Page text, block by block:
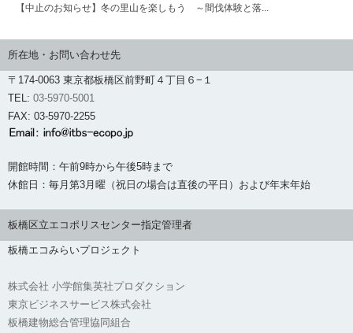
【中止のお知らせ】冬の里山を楽しもう ～間伐体験と落...
所在地・お問い合わせ先
〒174-0063 東京都板橋区前野町４丁目６−１
TEL: 03-5970-5001
FAX: 03-5970-2255
開館時間：午前9時から午後5時まで
休館日：毎月第3月曜（祝日の場合は直後の平日）および年末年始
板橋区立エコポリスセンター指定管理者
板橋エコみらいプロジェクト
株式会社 小学館集英社プロダクション
東京ビジネスサービス株式会社
板橋建物総合管理協同組合